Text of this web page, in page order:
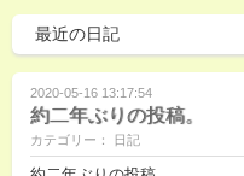
2020-05-16 13:17:54
約二年ぶりの投稿。
カテゴリー： 日記